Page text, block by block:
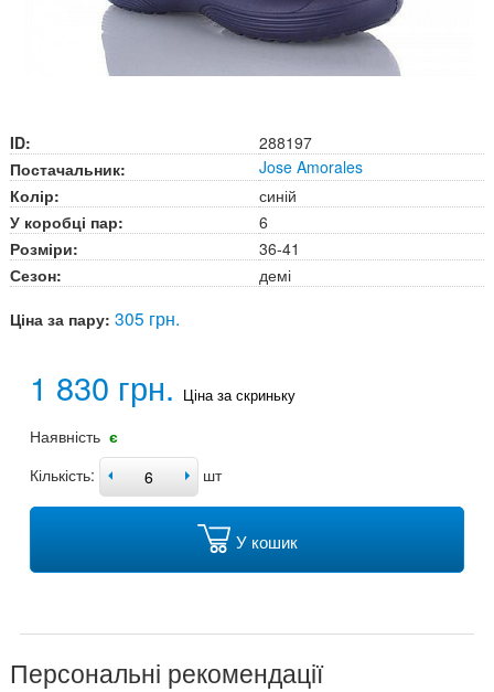
ID:
288197
Постачальник:
Jose Amorales
Колір:
синій
У коробці пар:
6
Розміри:
36-41
Сезон:
демі
Ціна за пару: 305 грн.
1 830 грн. Ціна за скриньку
Наявність є
Кількість:
шт
У кошик
Персональні рекомендації